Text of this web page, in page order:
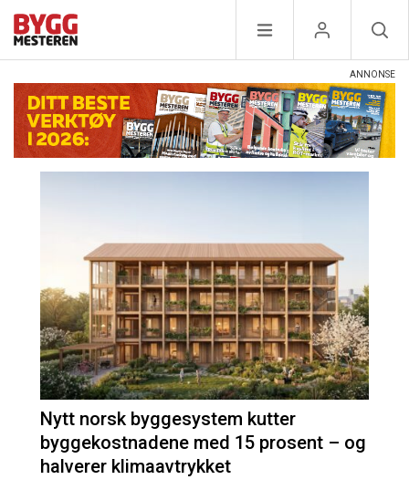
Nytt norsk byggesystem kutter
byggekostnadene med 15 prosent – og
halverer klimaavtrykket